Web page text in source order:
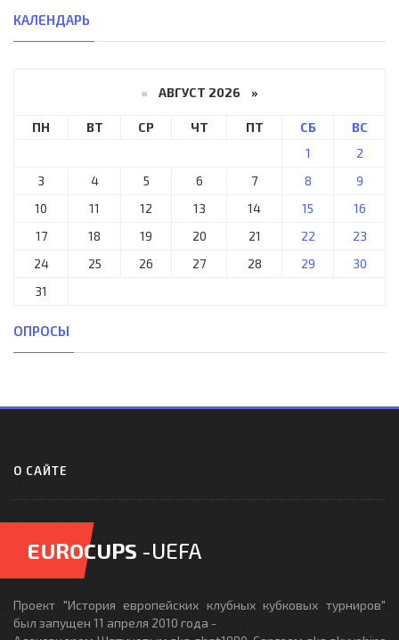
КАЛЕНДАРЬ
« АВГУСТ 2026 »
ПН ВТ СР ЧТ ПТ СБ
ВС
1
2
3
4 5 6 7 8
9
10
11 12 13 14 15
16
17
18 19 20 21 22
23
24
25 26 27 28 29
30
31
ОПРОСЫ
О САЙТЕ
EUROCUPS -UEFA
Проект "История европейских клубных кубковых турниров"
был запущен 11 апреля 2010 года -